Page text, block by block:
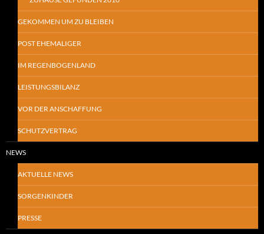
GEKOMMEN UM ZU BLEIBEN
POST EHEMALIGER
IM REGENBOGENLAND
LEISTUNGSBILANZ
VOR DER ANSCHAFFUNG
SCHUTZVERTRAG
NEWS
AKTUELLE NEWS
SORGENKINDER
PRESSE